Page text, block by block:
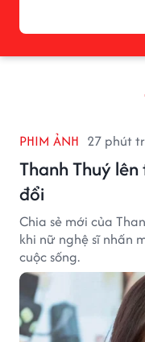
PHIM ẢNH 27 phút
Thanh Thuý
đổi
Chia sẻ mới của
khi nữ nghệ sĩ nhấn
cuộc sống.